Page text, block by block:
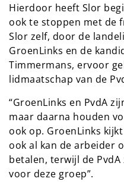
Hierdoor heeft Slor
ook te stoppen met de
Slor zelf, door de
GroenLinks en de
Timmermans, ervoor
lidmaatschap van de
“GroenLinks en PvdA
maar daarna houden
ook op. GroenLinks
ook al kan de arbeider
betalen, terwijl de
voor deze groep”.